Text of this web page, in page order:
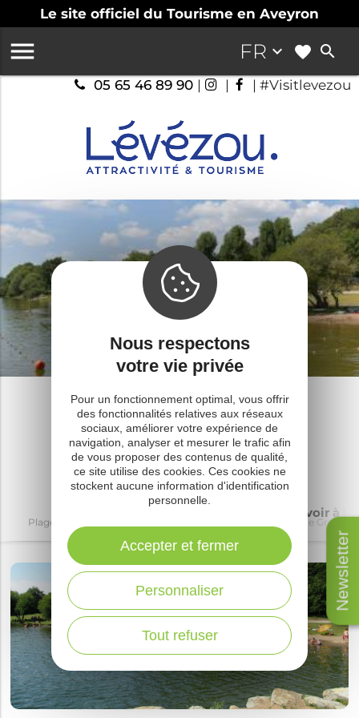
Le site officiel du Tourisme en Aveyron
Newsletter
FR keyboard_arrow_down search

05 65 46 89 90 | | | #Visitlevezou
Plage de Granouillac
Guide touristique
Plage de Granouillac
À voir à
Plage de
Nous respectons
votre vie privée
Pour un fonctionnement optimal, vous offrir
des fonctionnalités relatives aux réseaux
sociaux, améliorer votre expérience de
navigation, analyser et mesurer le trafic afin
de vous proposer des contenus de qualité,
ce site utilise des cookies. Ces cookies ne
stockent aucune information d'identification
personnelle.
Tout refuser
Personnaliser
Accepter et fermer